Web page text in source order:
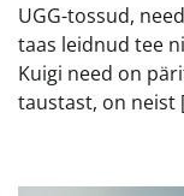
UGG-tossud,
taas leidnud tee
Kuigi need on
taustast, on neist